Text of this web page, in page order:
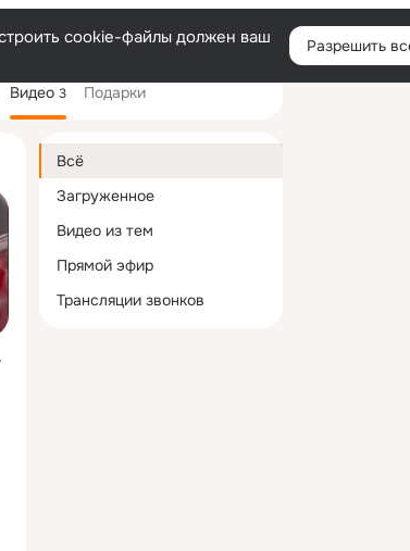
Войти
cookie-файлы должен ваш
Разрешить
Видео 3 Подарки
Дополнительная
колонка
Всё
Загруженное
Видео из тем
Прямой эфир
Трансляции звонков